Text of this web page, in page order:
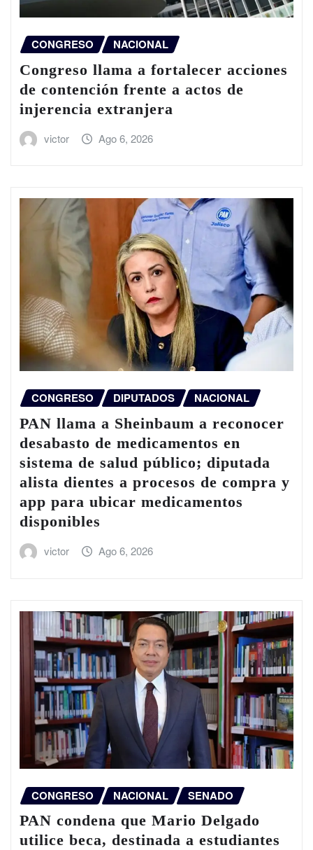
CONGRESO NACIONAL
Congreso llama a fortalecer acciones
de contención frente a actos de
injerencia extranjera
victor Ago 6, 2026
CONGRESO DIPUTADOS NACIONAL
PAN llama a Sheinbaum a reconocer
desabasto de medicamentos en
sistema de salud público; diputada
alista dientes a procesos de compra y
app para ubicar medicamentos
disponibles
victor Ago 6, 2026
CONGRESO NACIONAL SENADO
PAN condena que Mario Delgado
utilice beca, destinada a estudiantes